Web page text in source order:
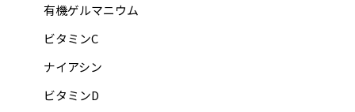
有機ゲルマニウム
ビタミンC
ナイアシン
ビタミンD